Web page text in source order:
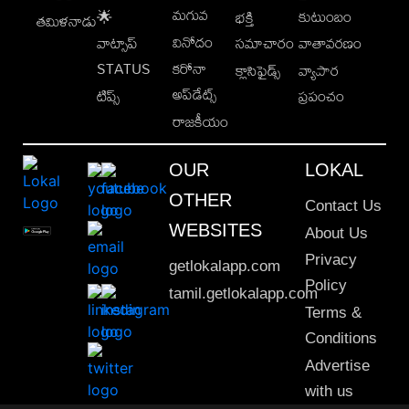
తమిళనాడు🌟
వాట్సాప్
STATUS
టిప్స్
మగువ
వినోదం
కరోనా
అప్‌డేట్స్
రాజకీయం
భక్తి
సమాచారం
క్లాసిఫైడ్స్
కుటుంబం
వాతావరణం
వ్యాపార
ప్రపంచం
OUR
OTHER
WEBSITES
getlokalapp.com
tamil.getlokalapp.com
LOKAL
Contact Us
About Us
Privacy
Policy
Terms &
Conditions
Advertise
with us